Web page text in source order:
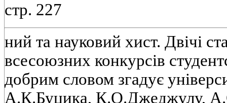
стр. 227
ний та науковий хист. Двiчi
всесоюзних конкурсiв
добрим словом згадує
А.К.Буцика, К.О.Джеджулу,